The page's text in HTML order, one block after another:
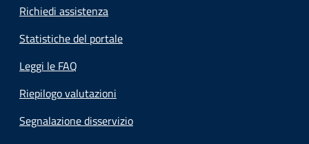
Richiedi assistenza
Statistiche del portale
Leggi le FAQ
Riepilogo valutazioni
Segnalazione disservizio